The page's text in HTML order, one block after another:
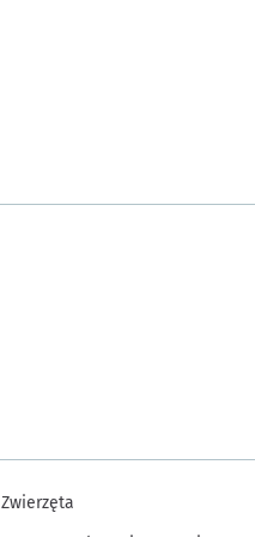
Zwierzęta